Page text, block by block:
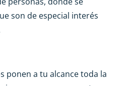
son de especial interés
ponen a tu alcance toda la